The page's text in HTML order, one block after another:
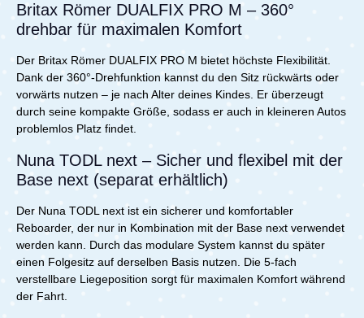
Britax Römer DUALFIX PRO M – 360°
drehbar für maximalen Komfort
Der Britax Römer DUALFIX PRO M bietet höchste Flexibilität.
Dank der 360°-Drehfunktion kannst du den Sitz rückwärts oder
vorwärts nutzen – je nach Alter deines Kindes. Er überzeugt
durch seine kompakte Größe, sodass er auch in kleineren Autos
problemlos Platz findet.
Nuna TODL next – Sicher und flexibel mit der
Base next (separat erhältlich)
Der Nuna TODL next ist ein sicherer und komfortabler
Reboarder, der nur in Kombination mit der Base next verwendet
werden kann. Durch das modulare System kannst du später
einen Folgesitz auf derselben Basis nutzen. Die 5-fach
verstellbare Liegeposition sorgt für maximalen Komfort während
der Fahrt.